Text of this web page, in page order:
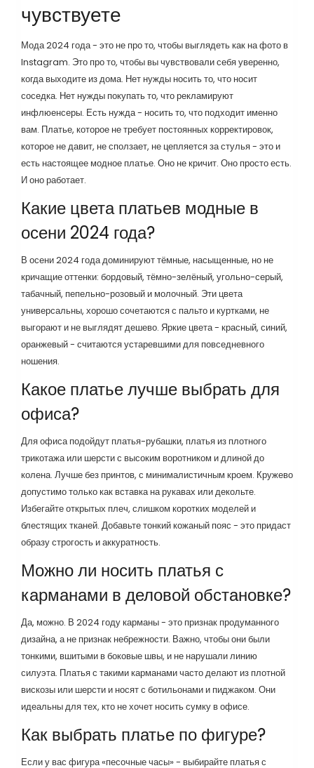
чувствуете
Мода 2024 года - это не про то, чтобы выглядеть как на фото в
Instagram. Это про то, чтобы вы чувствовали себя уверенно,
когда выходите из дома. Нет нужды носить то, что носит
соседка. Нет нужды покупать то, что рекламируют
инфлюенсеры. Есть нужда - носить то, что подходит именно
вам. Платье, которое не требует постоянных корректировок,
которое не давит, не сползает, не цепляется за стулья - это и
есть настоящее модное платье. Оно не кричит. Оно просто есть.
И оно работает.
Какие цвета платьев модные в
осени 2024 года?
В осени 2024 года доминируют тёмные, насыщенные, но не
кричащие оттенки: бордовый, тёмно-зелёный, угольно-серый,
табачный, пепельно-розовый и молочный. Эти цвета
универсальны, хорошо сочетаются с пальто и куртками, не
выгорают и не выглядят дешево. Яркие цвета - красный, синий,
оранжевый - считаются устаревшими для повседневного
ношения.
Какое платье лучше выбрать для
офиса?
Для офиса подойдут платья-рубашки, платья из плотного
трикотажа или шерсти с высоким воротником и длиной до
колена. Лучше без принтов, с минималистичным кроем. Кружево
допустимо только как вставка на рукавах или декольте.
Избегайте открытых плеч, слишком коротких моделей и
блестящих тканей. Добавьте тонкий кожаный пояс - это придаст
образу строгость и аккуратность.
Можно ли носить платья с
карманами в деловой обстановке?
Да, можно. В 2024 году карманы - это признак продуманного
дизайна, а не признак небрежности. Важно, чтобы они были
тонкими, вшитыми в боковые швы, и не нарушали линию
силуэта. Платья с такими карманами часто делают из плотной
вискозы или шерсти и носят с ботильонами и пиджаком. Они
идеальны для тех, кто не хочет носить сумку в офисе.
Как выбрать платье по фигуре?
Если у вас фигура «песочные часы» - выбирайте платья с